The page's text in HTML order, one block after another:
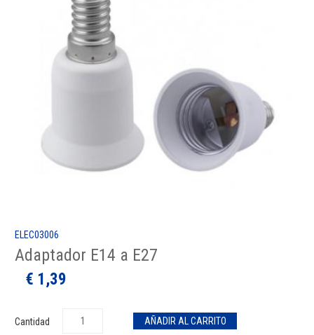
ELEC03006
Adaptador E14 a E27
€ 1,39
Cantidad